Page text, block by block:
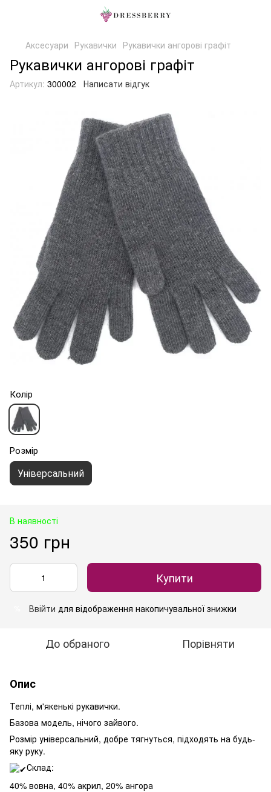
Аксесуари Рукавички Рукавички ангорові графіт
Рукавички ангорові графіт
Артикул: 300002 Написати відгук
Колір
Розмір
Універсальний
В наявності
350 грн
Купити
Ввійти для відображення накопичувальної знижки
До обраного Порівняти
Опис
Теплі, м'якенькі рукавички.
Базова модель, нічого зайвого.
Розмір універсальний, добре тягнуться, підходять на будь-
яку руку.
Склад:
40% вовна, 40% акрил, 20% ангора